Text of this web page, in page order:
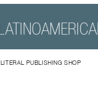
LITERAL PUBLISHING SHOP